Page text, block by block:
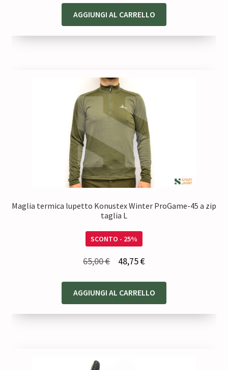
originale
era:
attuale
è:
AGGIUNGI AL CARRELLO
Maglia termica lupetto Konustex Winter ProGame-45 a zip
taglia L
SCONTO - 25%
65,00€
originale
era:
48,75€Il
attuale
è:
AGGIUNGI AL CARRELLO